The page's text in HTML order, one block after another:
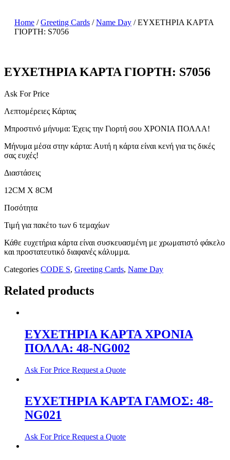
Home /Greeting Cards /Name Day / ΕΥΧΕΤΗΡΙΑ ΚΑΡΤΑ
ΓΙΟΡΤΗ: S7056
ΕΥΧΕΤΗΡΙΑ ΚΑΡΤΑ ΓΙΟΡΤΗ: S7056
Ask For Price
Λεπτομέρειες Κάρτας
Μπροστινό μήνυμα: Έχεις την Γιορτή σου ΧΡΟΝΙΑ ΠΟΛΛΑ!
Μήνυμα μέσα στην κάρτα: Αυτή η κάρτα είναι κενή για τις δικές
σας ευχές!
Διαστάσεις
12CM X 8CM
Ποσότητα
Τιμή για πακέτο των 6 τεμαχίων
Κάθε ευχετήρια κάρτα είναι συσκευασμένη με χρωματιστό φάκελο
και προστατευτικό διαφανές κάλυμμα.
Categories CODE S, Greeting Cards, Name Day
Related products
ΕΥΧΕΤΗΡΙΑ ΚΑΡΤΑ ΧΡΟΝΙΑ
ΠΟΛΛΑ: 48-NG002
Ask For Price Request a Quote
ΕΥΧΕΤΗΡΙΑ ΚΑΡΤΑ ΓΑΜΟΣ: 48-
NG021
Ask For Price Request a Quote